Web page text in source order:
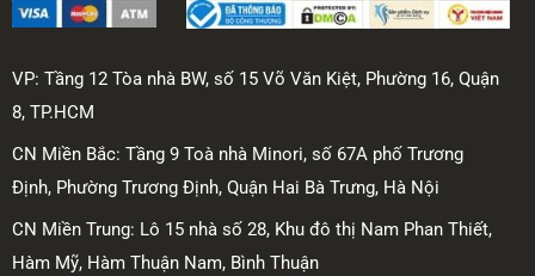
VP: Tầng 12 Tòa nhà BW, số 15 Võ Văn Kiệt, Phường 16, Quận
8, TP.HCM
CN Miền Bắc: Tầng 9 Toà nhà Minori, số 67A phố Trương
Định, Phường Trương Định, Quận Hai Bà Trưng, Hà Nội
CN Miền Trung: Lô 15 nhà số 28, Khu đô thị Nam Phan Thiết,
Hàm Mỹ, Hàm Thuận Nam, Bình Thuận